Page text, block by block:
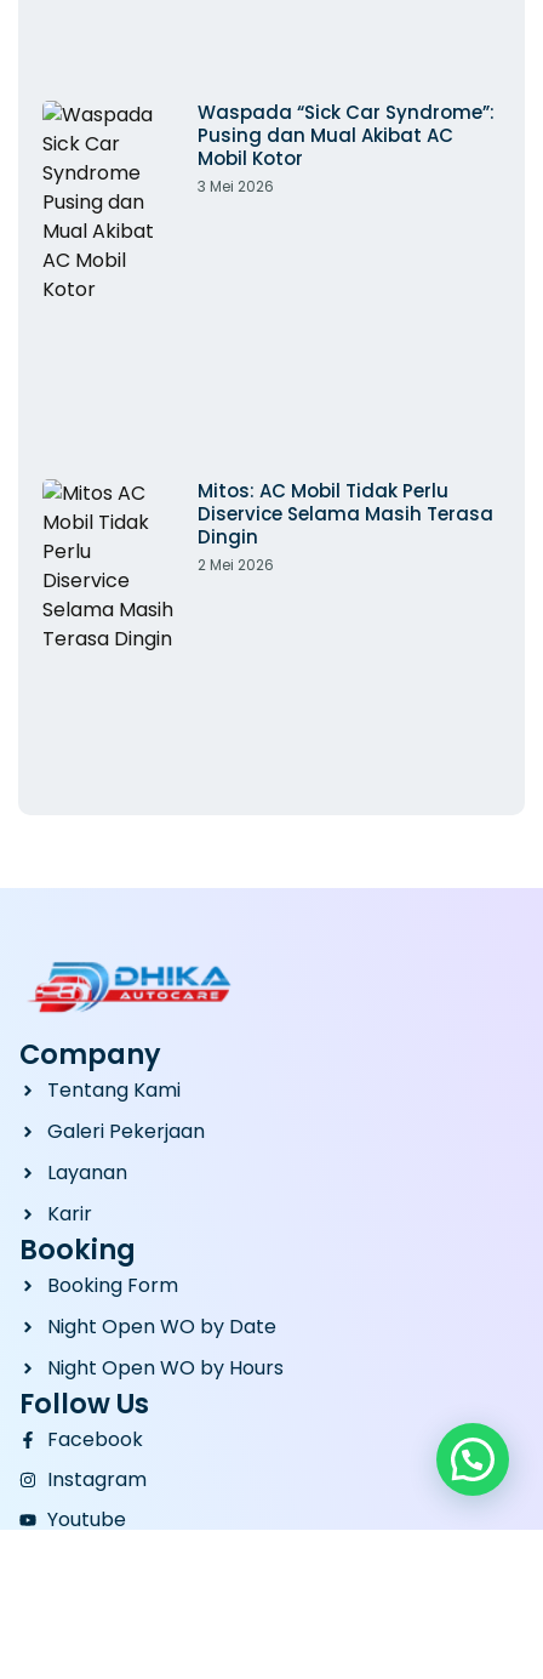
Waspada “Sick Car Syndrome”:
Pusing dan Mual Akibat AC
Mobil Kotor
3 Mei 2026
Mitos: AC Mobil Tidak Perlu
Diservice Selama Masih Terasa
Dingin
2 Mei 2026
Company
Tentang Kami
Galeri Pekerjaan
Layanan
Karir
Booking
Booking Form
Night Open WO by Date
Night Open WO by Hours
Follow Us
Facebook
Instagram
Youtube